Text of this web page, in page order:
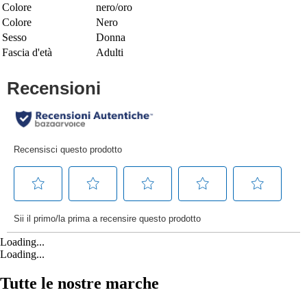
Colore
nero/oro
Colore
Nero
Sesso
Donna
Fascia d'età
Adulti
Loading...
Loading...
Tutte le nostre marche